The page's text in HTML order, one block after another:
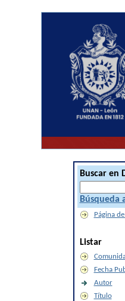
Buscar en
Búsqueda
Página
Listar
Fecha
Autor
Título